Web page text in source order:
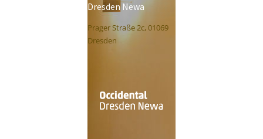
Dresden Newa
Prager Straße 2c, 01069
Dresden